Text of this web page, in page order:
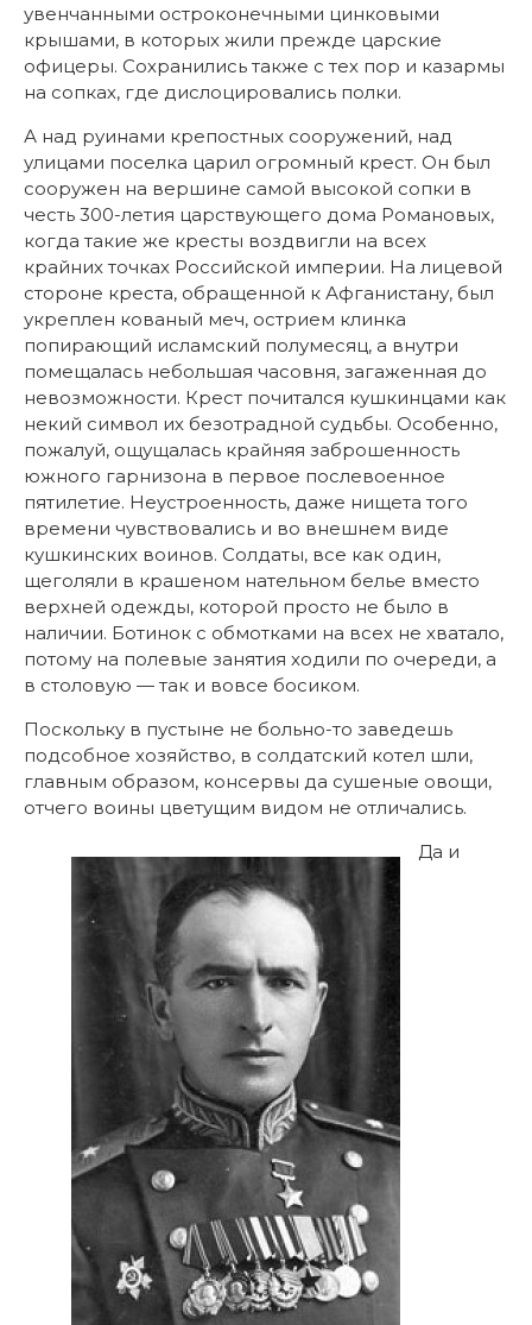
увенчанными остроконечными цинковыми
крышами, в которых жили прежде царские
офицеры. Сохранились также с тех пор и казармы
на сопках, где дислоцировались полки.
А над руинами крепостных сооружений, над
улицами поселка царил огромный крест. Он был
сооружен на вершине самой высокой сопки в
честь 300-летия царствующего дома Романовых,
когда такие же кресты воздвигли на всех
крайних точках Российской империи. На лицевой
стороне креста, обращенной к Афганистану, был
укреплен кованый меч, острием клинка
попирающий исламский полумесяц, а внутри
помещалась небольшая часовня, загаженная до
невозможности. Крест почитался кушкинцами как
некий символ их безотрадной судьбы. Особенно,
пожалуй, ощущалась крайняя заброшенность
южного гарнизона в первое послевоенное
пятилетие. Неустроенность, даже нищета того
времени чувствовались и во внешнем виде
кушкинских воинов. Солдаты, все как один,
щеголяли в крашеном нательном белье вместо
верхней одежды, которой просто не было в
наличии. Ботинок с обмотками на всех не хватало,
потому на полевые занятия ходили по очереди, а
в столовую — так и вовсе босиком.
Поскольку в пустыне не больно-то заведешь
подсобное хозяйство, в солдатский котел шли,
главным образом, консервы да сушеные овощи,
отчего воины цветущим видом не отличались.
Да и